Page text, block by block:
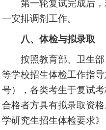
第一轮复试完成后
一安排调剂工作。
八、体检与拟录取
按照教育部、卫生
等学校招生体检工作指
号），各类考生于复试
合格者方具有拟录取资
学研究生招生体检要求》